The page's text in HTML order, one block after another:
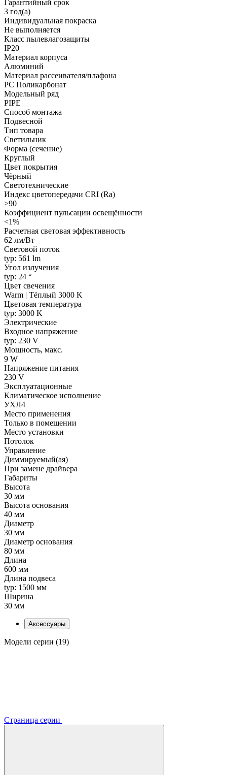
Гарантийный срок
3 год(а)
Индивидуальная покраска
Не выполняется
Класс пылевлагозащиты
IP20
Материал корпуса
Алюминий
Материал рассеивателя/плафона
PC Поликарбонат
Модельный ряд
PIPE
Способ монтажа
Подвесной
Тип товара
Светильник
Форма (сечение)
Круглый
Цвет покрытия
Чёрный
Светотехнические
Индекс цветопередачи CRI (Ra)
>90
Коэффициент пульсации освещённости
<1%
Расчетная световая эффективность
62 лм/Вт
Световой поток
typ: 561 lm
Угол излучения
typ: 24 °
Цвет свечения
Warm | Тёплый 3000 K
Цветовая температура
typ: 3000 K
Электрические
Входное напряжение
typ: 230 V
Мощность, макс.
9 W
Напряжение питания
230 V
Эксплуатационные
Климатическое исполнение
УХЛ4
Место применения
Только в помещении
Место установки
Потолок
Управление
Диммируемый(ая)
При замене драйвера
Габариты
Высота
30 мм
Высота основания
40 мм
Диаметр
30 мм
Диаметр основания
80 мм
Длина
600 мм
Длина подвеса
typ: 1500 мм
Ширина
30 мм
Аксессуары
Модели серии (19)
Страница серии